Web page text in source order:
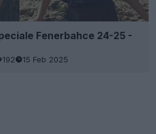
Fenerbahce 24-25 -
192 15 Feb 2025